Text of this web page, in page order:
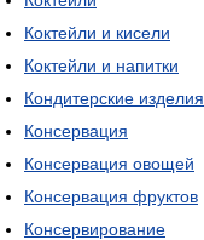
Коктейли и кисели
Коктейли и напитки
Кондитерские изделия
Консервация
Консервация овощей
Консервация фруктов
Консервирование